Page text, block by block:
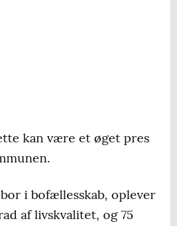
kan være et øget pres
i bofællesskab, oplever
af livskvalitet, og 75